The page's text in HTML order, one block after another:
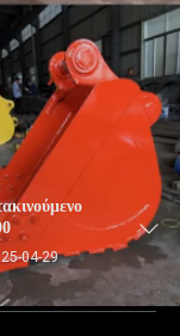
04-29